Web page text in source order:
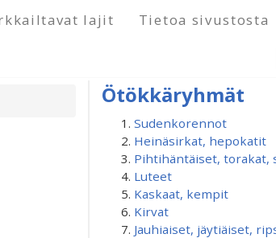
lajit Tietoa sivustosta
Ötökkäryhmät
Sudenkorennot
Heinäsirkat, hepokatit
Pihtihäntäiset, torakat,
Luteet
Kaskaat, kempit
Kirvat
Jauhiaiset, jäytiäiset,